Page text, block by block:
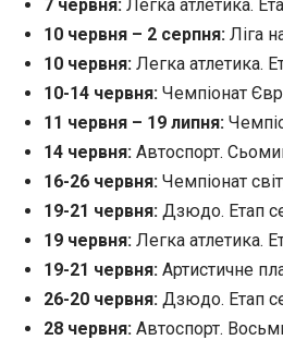
7 червня: Легка атлетика.
10 червня – 2 серпня: Ліга
10 червня: Легка атлетика.
10-14 червня: Чемпіонат
11 червня – 19 липня:
14 червня: Автоспорт.
16-26 червня: Чемпіонат
19-21 червня: Дзюдо. Етап
19 червня: Легка атлетика.
19-21 червня: Артистичне
26-20 червня: Дзюдо. Етап
28 червня: Автоспорт.